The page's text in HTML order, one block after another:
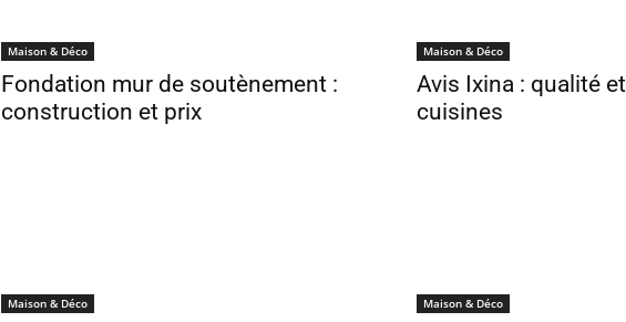
Maison & Déco
Fondation mur de soutènement :
construction et prix
Maison & Déco
Avis Ixina : qualité
cuisines
Maison & Déco Maison & Déco